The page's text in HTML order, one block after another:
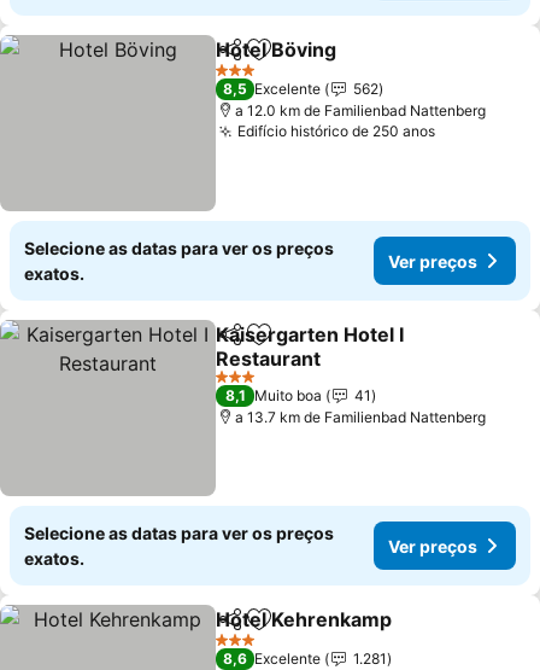
PartilharAdicionar aos favoritos
Hotel Böving
3 Estrelas
8,5 Excelente
562
a 12.0 km de Familienbad Nattenberg
Edifício histórico de 250 anosVer preços
Selecione as datas para ver os preços
exatos.
Ver preços
PartilharAdicionar aos favoritos
Kaisergarten Hotel I
Restaurant
Ver preços
3 Estrelas
8,1 Muito boa
41
a 13.7 km de Familienbad Nattenberg
Selecione as datas para ver os preços
exatos.
Ver preços
PartilharAdicionar aos favoritos
Hotel Kehrenkamp
3 Estrelas
8,6 Excelente 1.281